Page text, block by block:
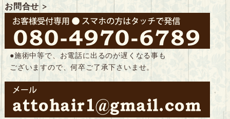
お問合せ >
●施術中等で、お電話に出るのが遅くなる事も
ございますので、何卒ご了承下さいませ。